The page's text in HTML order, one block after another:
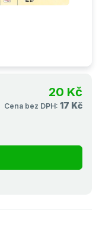
20 Kč
Cena bez DPH: 17 Kč